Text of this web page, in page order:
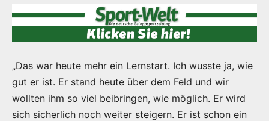
„Das war heute mehr ein Lernstart. Ich wusste ja, wie
gut er ist. Er stand heute über dem Feld und wir
wollten ihm so viel beibringen, wie möglich. Er wird
sich sicherlich noch weiter steigern. Er ist schon ein